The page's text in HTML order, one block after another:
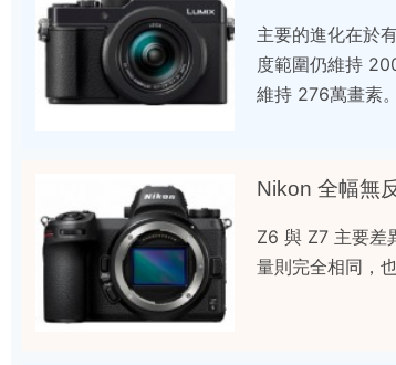
主要的進化在於
度範圍仍維持
維持 276萬畫素。
Nikon 全幅無
Z6 與 Z7 主要差
量則完全相同，